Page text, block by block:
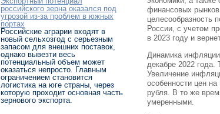
финансовых
целесообразность
России, с учетом
в 2023 году и
Динамика
декабре 2022 года.
Увеличение
особенности цен
рубля. В то же
умеренными.
российского зерна оказался под
угрозой из-за проблем в южных
портах
Российские аграрии входят в
новый сельхозгод с серьезным
запасом для внешних поставок,
однако вывезти весь
потенциальный объем может
оказаться непросто. Главным
ограничением становится
логистика на юге страны, через
которую проходит основная часть
зернового экспорта.